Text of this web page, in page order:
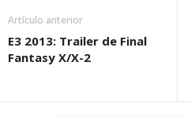
Artículo anterior
E3 2013: Trailer de Final
Fantasy X/X-2